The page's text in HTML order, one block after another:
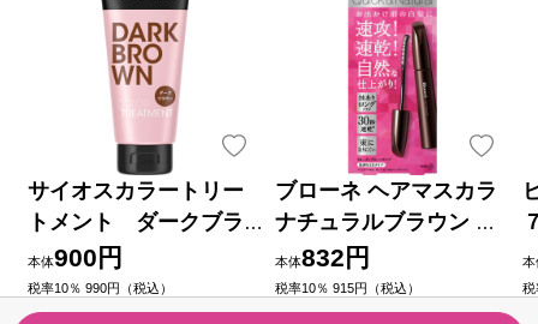
サイオスカラートリー
トメント ダークブラ
ウン １８０ｇ ヘンケル
ジャパン
本体900円
税率10％ 990円（税込）
（10）
ブローネ ヘアマスカラ
ナチュラルブラウン １
２ｍｌ 花王
本体832円
税率10％ 915円（税込）
（3）
本
税